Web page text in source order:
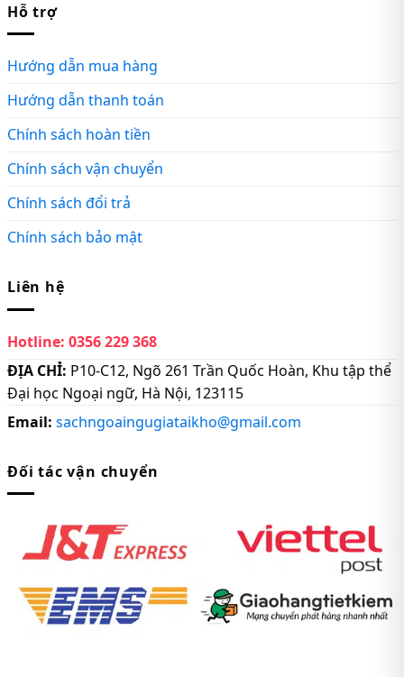
Hỗ trợ
Hướng dẫn mua hàng
Hướng dẫn thanh toán
Chính sách hoàn tiền
Chính sách vận chuyển
Chính sách đổi trả
Chính sách bảo mật
Liên hệ
Hotline: 0356 229 368
ĐỊA CHỈ: P10-C12, Ngõ 261 Trần Quốc Hoàn, Khu tập thể
Đại học Ngoại ngữ, Hà Nội, 123115
Email: sachngoaingugiataikho@gmail.com
Đối tác vận chuyển